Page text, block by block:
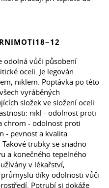
odolná vůči působení
oceli. Je legován
niklem. Poptávka po této
vyráběných
složek ve složení oceli
nikl - odolnost proti
chrom - odolnost proti
- pevnost a kvalita
trubky se snadno
a konečného tepelného
v lékařství,
díky odolnosti vůči
Potrubí si dokáže